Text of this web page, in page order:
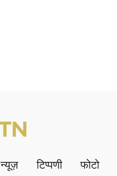
न्यूज़ टिप्पणी फोटो